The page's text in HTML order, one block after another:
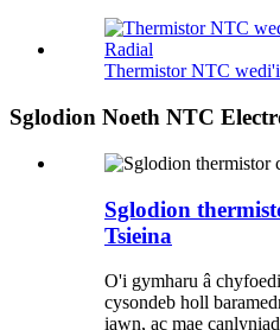
Thermistor NTC
Sglodion Noeth NTC
Sglodion
Tsieina
O'i gymharu â
cysondeb holl
iawn, ac mae